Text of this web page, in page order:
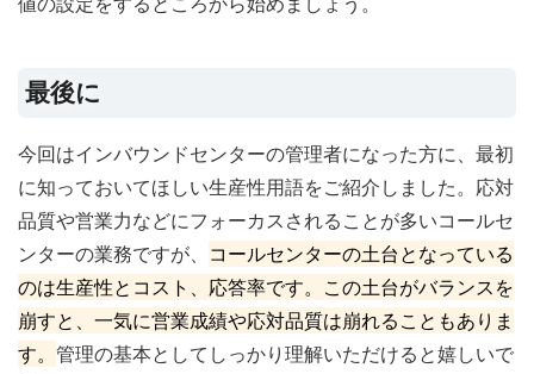
最後に
今回はインバウンドセンターの管理者になった方に、最初
に知っておいてほしい生産性用語をご紹介しました。応対
品質や営業力などにフォーカスされることが多いコールセ
ンターの業務ですが、 コールセンターの土台となっている
のは生産性とコスト、応答率です。この土台がバランスを
崩すと、一気に営業成績や応対品質は崩れることもありま
す。 管理の基本としてしっかり理解いただけると嬉しいで